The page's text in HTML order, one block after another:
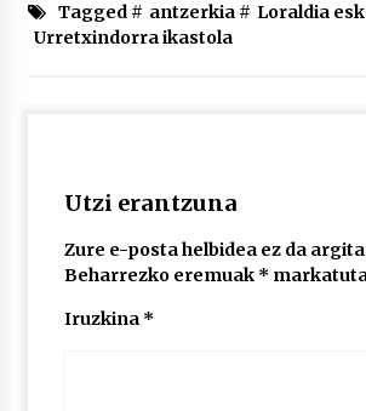
2026/07/03
Tagged # antzerkia# Loraldia
Urretxindorra ikastola
Utzi erantzuna
Zure e-posta helbidea ez da
Beharrezko eremuak *
Iruzkina *